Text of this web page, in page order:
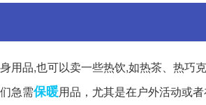
用品,也可以卖一些热饮,如热茶、热巧
急需保暖用品，尤其是在户外活动或